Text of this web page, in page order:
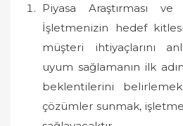
Piyasa Araştırması
İşletmenizin hedef
müşteri ihtiyaçlarını
uyum sağlamanın ilk
beklentilerini
çözümler sunmak,